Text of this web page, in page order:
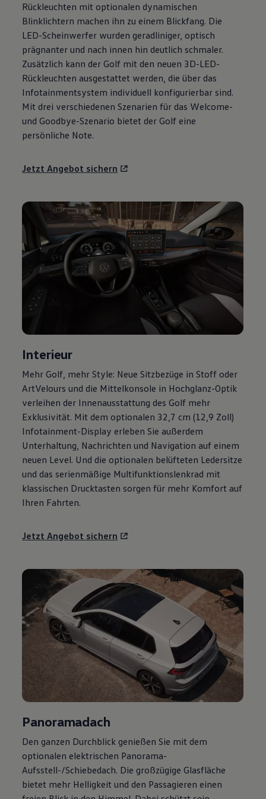
Motorenöl und Flüssigkeiten
Räder und Reifen
Pannen- und Unfallhilfe
Economy Service
Volkswagen Teile
Zubehör
Modellspezifisches Zubehör
Schutz und Pflege
Transport
Entertainment und Elektronik
Individualisieren
Wallbox und Ladekabel
Digitale Extras
Handy und Fahrzeug verbinden
Vorgängermodelle
Kundeninformationen
Volkswagen Kundenbetreuung
Warn- und Kontrollleuchten
Assistenzsysteme
Digitale Betriebsanleitung
Live Beratung
Magazin
Lifestyle
Transport
Volkswagen Kundenbetreuung
Rückleuchten mit optionalen dynamischen
Blinklichtern machen ihn zu einem Blickfang. Die
LED-Scheinwerfer wurden geradliniger, optisch
prägnanter und nach innen hin deutlich schmaler.
Zusätzlich kann der Golf mit den neuen 3D-LED-
Rückleuchten ausgestattet werden, die über das
Infotainmentsystem individuell konfigurierbar sind.
Mit drei verschiedenen Szenarien für das Welcome-
und Goodbye-Szenario bietet der Golf eine
persönliche Note.
Jetzt Angebot sichern
Interieur
Mehr Golf , mehr Style: Neue Sitzbezüge in Stoff oder
ArtVelours und die Mittelkonsole in Hochglanz-Optik
verleihen der Innenausstattung des Golf mehr
Exklusivität. Mit dem optionalen 32,7 cm (12,9 Zoll)
Infotainment-Display erleben Sie außerdem
Unterhaltung, Nachrichten und Navigation auf einem
neuen Level. Und die optionalen belüfteten Ledersitze
und das serienmäßige Multifunktionslenkrad mit
klassischen Drucktasten sorgen für mehr Komfort auf
Ihren Fahrten.
Jetzt Angebot sichern
Panoramadach
Den ganzen Durchblick genießen Sie mit dem
optionalen elektrischen Panorama-
Aufsstell-/Schiebedach. Die großzügige Glasfläche
bietet mehr Helligkeit und den Passagieren einen